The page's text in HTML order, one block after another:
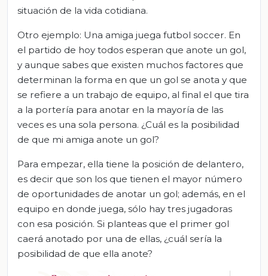
situación de la vida cotidiana.
Otro ejemplo: Una amiga juega futbol soccer. En
el partido de hoy todos esperan que anote un gol,
y aunque sabes que existen muchos factores que
determinan la forma en que un gol se anota y que
se refiere a un trabajo de equipo, al final el que tira
a la portería para anotar en la mayoría de las
veces es una sola persona. ¿Cuál es la posibilidad
de que mi amiga anote un gol?
Para empezar, ella tiene la posición de delantero,
es decir que son los que tienen el mayor número
de oportunidades de anotar un gol; además, en el
equipo en donde juega, sólo hay tres jugadoras
con esa posición. Si planteas que el primer gol
caerá anotado por una de ellas, ¿cuál sería la
posibilidad de que ella anote?